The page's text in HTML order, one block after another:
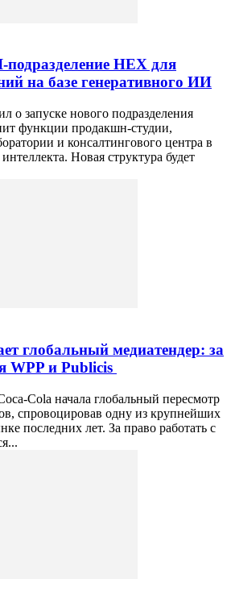
подразделение HEX для
на базе генеративного ИИ
о запуске нового подразделения
функции продакшн-студии,
и консалтингового центра в
Новая структура будет
глобальный медиатендер: за
WPP и Publicis
Cola начала глобальный пересмотр
спровоцировав одну из крупнейших
последних лет. За право работать с